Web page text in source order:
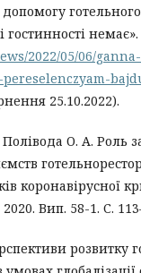
немає».
2022/05/06/
25.10.2022).
О. А. Роль
коронавірусної
Вип. 58-1. С.
розвитку